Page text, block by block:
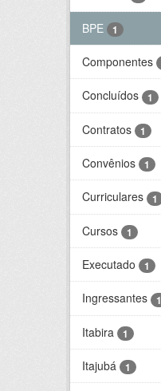
BPE 1
Componentes
Concluídos 1
Contratos 1
Convênios 1
Curriculares 1
Cursos 1
Executado 1
Ingressantes 1
Itabira 1
Itajubá 1